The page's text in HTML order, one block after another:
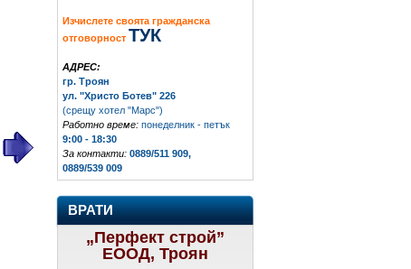
Изчислете своята гражданска
отговорност ТУК
АДРЕС:
гр. Троян
ул. "Христо Ботев" 226
(срещу хотел "Марс")
Работно време: понеделник - петък
9:00 - 18:30
За контакти: 0889/511 909,
0889/539 009
ВРАТИ
„Перфект строй”
ЕООД, Троян